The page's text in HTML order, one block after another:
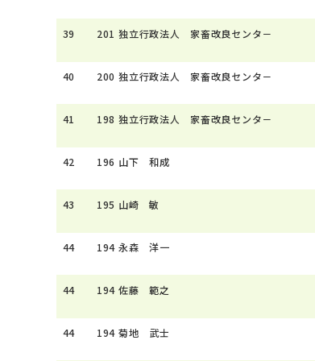
39 201 独立行政法人 家畜改良センタ－
40 200 独立行政法人 家畜改良センタ－
41 198 独立行政法人 家畜改良センタ－
42 196 山下 和成
43 195 山崎 敏
44 194 永森 洋一
44 194 佐藤 範之
44 194 菊地 武士